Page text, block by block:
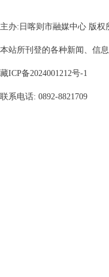
主办:日喀则市融媒中心 版权
本站所刊登的各种新闻、信
藏ICP备2024001212号-1
联系电话: 0892-8821709